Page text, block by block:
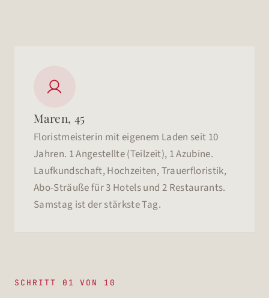

Maren, 45
Floristmeisterin mit eigenem Laden seit 10
Jahren. 1 Angestellte (Teilzeit), 1 Azubine.
Laufkundschaft, Hochzeiten, Trauerfloristik,
Abo-Sträuße für 3 Hotels und 2 Restaurants.
Samstag ist der stärkste Tag.
SCHRITT 01 VON 10